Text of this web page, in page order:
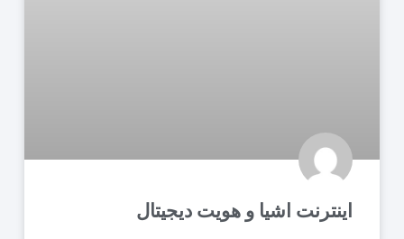
اینترنت اشیا و هویت دیجیتال